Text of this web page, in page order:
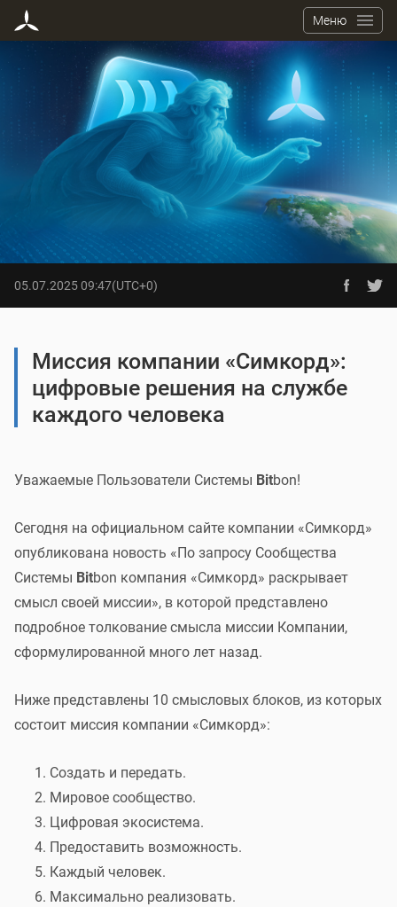
Меню
05.07.2025 09:47(UTC+0)
Миссия компании «Симкорд»:
цифровые решения на службе
каждого человека
Уважаемые Пользователи Системы Bitbon!
Сегодня на официальном сайте компании «Симкорд»
опубликована новость «По запросу Сообщества
Системы Bitbon компания «Симкорд» раскрывает
смысл своей миссии», в которой представлено
подробное толкование смысла миссии Компании,
сформулированной много лет назад.
Ниже представлены 10 смысловых блоков, из которых
состоит миссия компании «Симкорд»:
Создать и передать.
Мировое сообщество.
Цифровая экосистема.
Предоставить возможность.
Каждый человек.
Максимально реализовать.
19.05.2025 15:54 (UTC+0)
задействованию ресурсов из
специального Assetbox Первого
оператора Системы Bitbon
задействованию
единицBit [ ]
из специального
Assetbox
Первого оператора
в целях обеспечения
запускаОператоров СистемыBit bon i ], проведения
маркетинговых мероприятий, направленных
на активное развитие Сообщества и популяризацию
Активные участники голосования приняли решение,
СистемыBitbon («За»проголосовало 90,31%).
Подробнее с результатами голосования вы можете
ознакомиться вИтоговом протоколе
Мы хотим выразить благодарность всем